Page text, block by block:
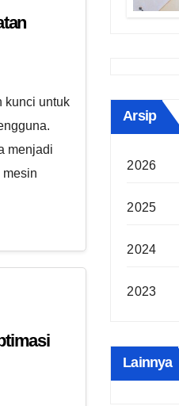
kunci untuk
menjadi
mesin
Arsip
2026
2025
2024
2023
Lainnya